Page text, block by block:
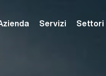
Servizi Settori